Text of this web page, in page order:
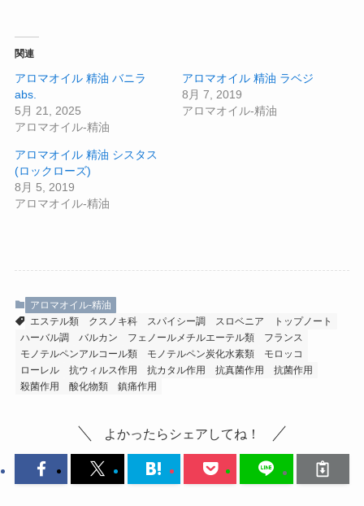
関連
アロマオイル 精油 バニラ
abs.
5月 21, 2025
アロマオイル-精油
アロマオイル 精油 ラベジ
8月 7, 2019
アロマオイル-精油
アロマオイル 精油 シスタス
(ロックローズ)
8月 5, 2019
アロマオイル-精油
アロマオイル-精油
エステル類
クスノキ科 スパイシー調 スロベニア
トップノート
ハーバル調
バルカン フェノールメチルエーテル類
フランス
モノテルペンアルコール類
モノテルペン炭化水素類
モロッコ
ローレル
抗ウィルス作用 抗カタル作用 抗真菌作用
抗菌作用
殺菌作用
酸化物類 鎮痛作用
よかったらシェアしてね！